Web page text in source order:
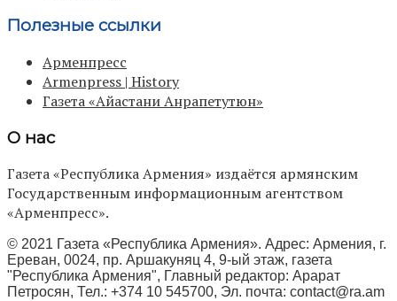
Полезные ссылки
Арменпресс
Armenpress | History
Газета «Айастани Анрапетутюн»
О нас
Газета «Республика Армения» издаётся армянским
Государственным информационным агентством
«Арменпресс».
© 2021 Газета «Республика Армения». Адрес: Армения, г.
Ереван, 0024, пр. Аршакуняц 4, 9-ый этаж, газета
"Республика Армения", Главный редактор: Арарат
Петросян, Тел.: +374 10 545700, Эл. почта: contact@ra.am